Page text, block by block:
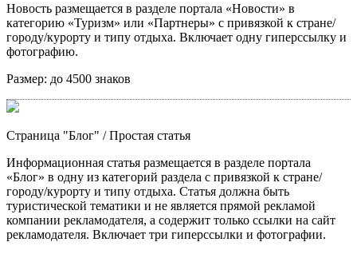
Новость размещается в разделе портала «Новости» в
категорию «Туризм» или «Партнеры» с привязкой к стране/
городу/курорту и типу отдыха. Включает одну гиперссылку и
фотографию.
Размер: до 4500 знаков
Страница "Блог" / Простая статья
Информационная статья размещается в разделе портала
«Блог» в одну из категорий раздела с привязкой к стране/
городу/курорту и типу отдыха. Статья должна быть
туристической тематики и не является прямой рекламой
компании рекламодателя, а содержит только ссылки на сайт
рекламодателя. Включает три гиперссылки и фотографии.